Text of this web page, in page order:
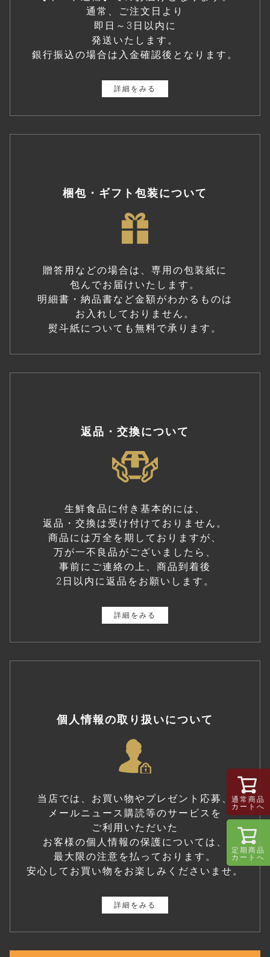
通常、ご注文日より
即日～3日以内に
発送いたします。
銀行振込の場合は入金確認後となります。
詳細をみる
梱包・ギフト包装について
贈答用などの場合は、専用の包装紙に
包んでお届けいたします。
明細書・納品書など金額がわかるものは
お入れしておりません。
熨斗紙についても無料で承ります。
返品・交換について
生鮮食品に付き基本的には、
返品・交換は受け付けておりません。
商品には万全を期しておりますが、
万が一不良品がございましたら、
事前にご連絡の上、商品到着後
2日以内に返品をお願いします。
詳細をみる
個人情報の取り扱いについて
当店では、お買い物やプレゼント応募、
メールニュース購読等のサービスを
ご利用いただいた
お客様の個人情報の保護については、
最大限の注意を払っております。
安心してお買い物をお楽しみくださいませ。
詳細をみる
通常商品
カートへ
定期商品
カートへ